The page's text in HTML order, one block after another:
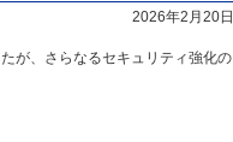
2026年2月20日
が、さらなるセキュリティ強化の